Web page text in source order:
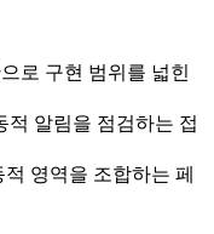
로 구현 범위를 넓힌
적 알림을 점검하는 접
영역을 조합하는 페